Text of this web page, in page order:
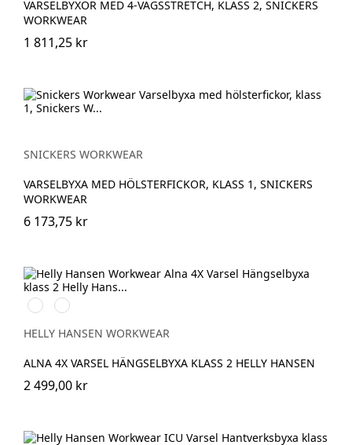
VARSELBYXOR MED 4-VÄGSSTRETCH, KLASS 2, SNICKERS
WORKWEAR
1 811,25 kr
SNICKERS WORKWEAR
VARSELBYXA MED HÖLSTERFICKOR, KLASS 1, SNICKERS
WORKWEAR
6 173,75 kr
369
YELLOW/EBONY
269
ORANGE/EBONY
HELLY HANSEN WORKWEAR
ALNA 4X VARSEL HÄNGSELBYXA KLASS 2 HELLY HANSEN
2 499,00 kr